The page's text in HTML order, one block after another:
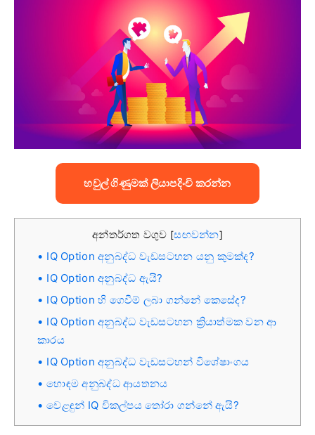
හවුල් ගිණුමක් ලියාපදිංචි කරන්න
අන්තර්ගත වගුව [සඟවන්න]
IQ Option අනුබද්ධ වැඩසටහන යනු කුමක්ද?
IQ Option අනුබද්ධ ඇයි?
IQ Option හි ගෙවීම් ලබා ගන්නේ කෙසේද?
IQ Option අනුබද්ධ වැඩසටහන ක්‍රියාත්මක වන ආ
කාරය
IQ Option අනුබද්ධ වැඩසටහන් විශේෂාංගය
හොඳම අනුබද්ධ ආයතනය
වෙළඳුන් IQ විකල්පය තෝරා ගන්නේ ඇයි?